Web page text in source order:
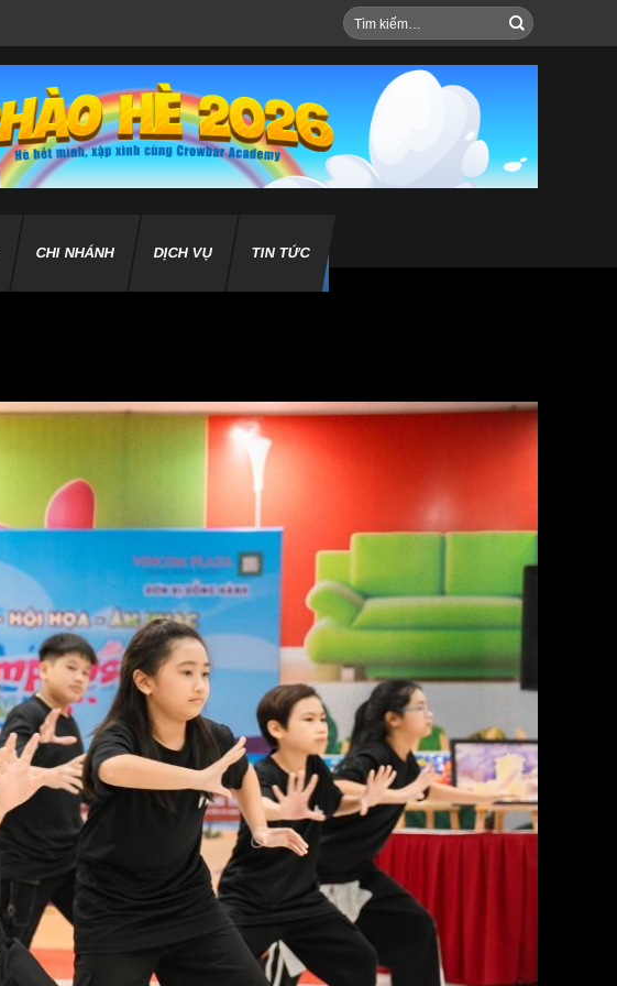
Tìm
kiếm:
CHI NHÁNH DỊCH VỤ TIN TỨC